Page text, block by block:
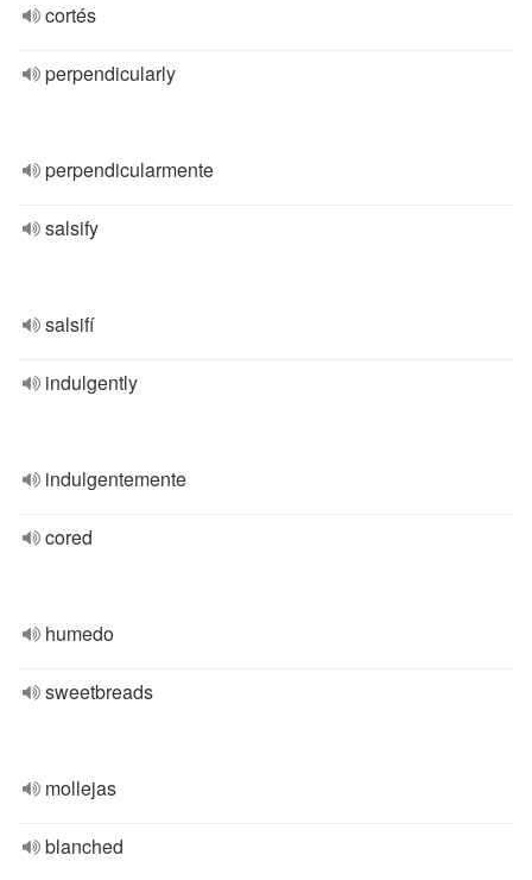
cortés
perpendicularly
perpendicularmente
salsify
salsifí
indulgently
indulgentemente
cored
humedo
sweetbreads
mollejas
blanched